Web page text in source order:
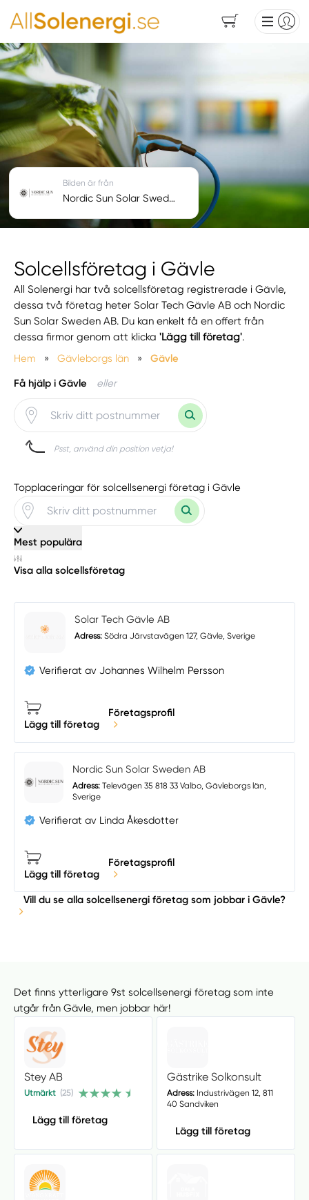
Solcellsföretag i Gävle
All Solenergi har två solcellsföretag registrerade i Gävle,
dessa två företag heter Solar Tech Gävle AB och Nordic
Sun Solar Sweden AB. Du kan enkelt få en offert från
dessa firmor genom att klicka'Lägg till företag'.
Hem
» Gävleborgs län » Gävle
Få hjälp i Gävle eller
Psst, använd din position vetja!
Bilden är från
Nordic Sun Solar Sweden AB
Topplaceringar för solcellsenergi företag i Gävle
Mest populära
Visa alla solcellsföretag
Solar Tech Gävle AB
Adress: Södra Järvstavägen 127, Gävle, Sverige
Verifierat av Johannes Wilhelm Persson
Lägg till företag
Företagsprofil
Nordic Sun Solar Sweden AB
Adress:Televägen 35 818 33 Valbo, Gävleborgs län,
Sverige
Verifierat av Linda Åkesdotter
Lägg till företag
Företagsprofil
Vill du se alla solcellsenergi företag som jobbar i Gävle?
Det finns ytterligare 9st solcellsenergi företag som inte
utgår från Gävle, men jobbar här!
Stey AB
Utmärkt (25)
Lägg till företag
Gästrike Solkonsult
Adress:Industrivägen 12, 811
40 Sandviken
Lägg till företag